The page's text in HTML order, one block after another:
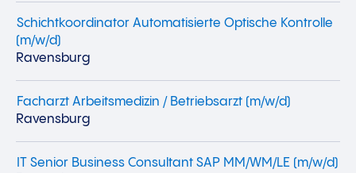
Schichtkoordinator Automatisierte Optische Kontrolle
(m/w/d)
Ravensburg
Facharzt Arbeitsmedizin / Betriebsarzt (m/w/d)
Ravensburg
IT Senior Business Consultant SAP MM/WM/LE (m/w/d)